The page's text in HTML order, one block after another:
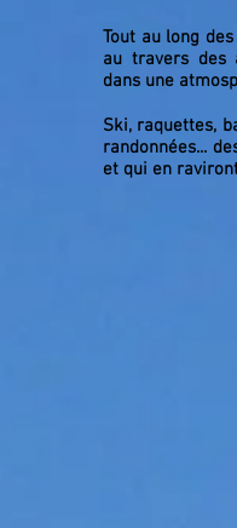
Tout au long
au travers des
dans une
Ski, raquettes,
randonnées...
et qui en